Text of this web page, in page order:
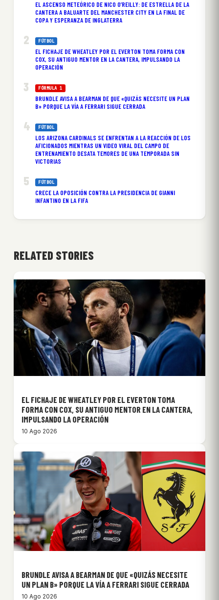
EL ASCENSO METEÓRICO DE NICO O’REILLY: DE ESTRELLA DE LA
CANTERA A BALUARTE DEL MANCHESTER CITY EN LA FINAL DE
COPA Y ESPERANZA DE INGLATERRA
FÚTBOL
EL FICHAJE DE WHEATLEY POR EL EVERTON TOMA FORMA CON
COX, SU ANTIGUO MENTOR EN LA CANTERA, IMPULSANDO LA
OPERACIÓN
FÓRMULA 1
BRUNDLE AVISA A BEARMAN DE QUE «QUIZÁS NECESITE UN PLAN
B» PORQUE LA VÍA A FERRARI SIGUE CERRADA
FÚTBOL
LOS ARIZONA CARDINALS SE ENFRENTAN A LA REACCIÓN DE LOS
AFICIONADOS MIENTRAS UN VIDEO VIRAL DEL CAMPO DE
ENTRENAMIENTO DESATA TEMORES DE UNA TEMPORADA SIN
VICTORIAS
FÚTBOL
CRECE LA OPOSICIÓN CONTRA LA PRESIDENCIA DE GIANNI
INFANTINO EN LA FIFA
RELATED STORIES
EL FICHAJE DE WHEATLEY POR EL EVERTON TOMA
FORMA CON COX, SU ANTIGUO MENTOR EN LA CANTERA,
IMPULSANDO LA OPERACIÓN
10 Ago 2026
BRUNDLE AVISA A BEARMAN DE QUE «QUIZÁS NECESITE
UN PLAN B» PORQUE LA VÍA A FERRARI SIGUE CERRADA
10 Ago 2026